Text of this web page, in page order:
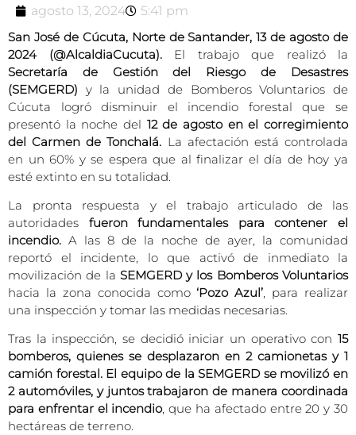
agosto 13, 2024
5:41 pm
San José de Cúcuta, Norte de Santander, 13 de agosto de
2024 (@AlcaldiaCucuta). El trabajo que realizó la
Secretaría de Gestión del Riesgo de Desastres
(SEMGERD) y la unidad de Bomberos Voluntarios de
Cúcuta logró disminuir el incendio forestal que se
presentó la noche del 12 de agosto en el corregimiento
del Carmen de Tonchalá. La afectación está controlada
en un 60% y se espera que al finalizar el día de hoy ya
esté extinto en su totalidad.
La pronta respuesta y el trabajo articulado de las
autoridades fueron fundamentales para contener el
incendio. A las 8 de la noche de ayer, la comunidad
reportó el incidente, lo que activó de inmediato la
movilización de la SEMGERD y los Bomberos Voluntarios
hacia la zona conocida como‘Pozo Azul’, para realizar
una inspección y tomar las medidas necesarias.
Tras la inspección, se decidió iniciar un operativo con 15
bomberos, quienes se desplazaron en 2 camionetas y 1
camión forestal. El equipo de la SEMGERD se movilizó en
2 automóviles, y juntos trabajaron de manera coordinada
para enfrentar el incendio, que ha afectado entre 20 y 30
hectáreas de terreno.